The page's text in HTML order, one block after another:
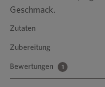
Geschmack.
Zutaten
Zubereitung
Bewertungen 1